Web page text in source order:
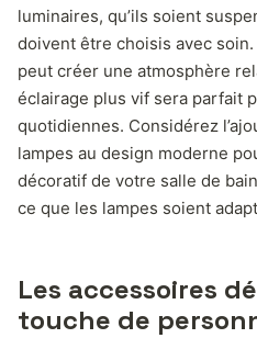
luminaires, qu’ils soient
doivent être choisis avec
peut créer une atmosphère
éclairage plus vif sera parfait
quotidiennes. Considérez
lampes au design moderne
décoratif de votre salle de
ce que les lampes soient
Les accessoires
touche de